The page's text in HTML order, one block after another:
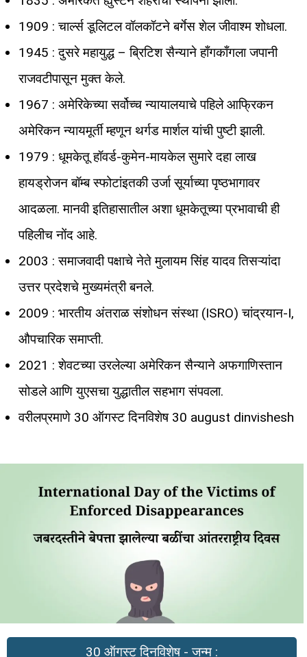
1909 : चार्ल्स डूलिटल वॉलकॉटने बर्गेस शेल जीवाश्म शोधला.
1945 : दुसरे महायुद्ध – ब्रिटिश सैन्याने हाँगकाँगला जपानी
राजवटीपासून मुक्त केले.
1967 : अमेरिकेच्या सर्वोच्च न्यायालयाचे पहिले आफ्रिकन
अमेरिकन न्यायमूर्ती म्हणून थर्गड मार्शल यांची पुष्टी झाली.
1979 : धूमकेतू हॉवर्ड-कुमेन-मायकेल सुमारे दहा लाख
हायड्रोजन बॉम्ब स्फोटांइतकी उर्जा सूर्याच्या पृष्ठभागावर
आदळला. मानवी इतिहासातील अशा धूमकेतूच्या प्रभावाची ही
पहिलीच नोंद आहे.
2003 : समाजवादी पक्षाचे नेते मुलायम सिंह यादव तिसऱ्यांदा
उत्तर प्रदेशचे मुख्यमंत्री बनले.
2009 : भारतीय अंतराळ संशोधन संस्था (ISRO) चांद्रयान-I,
औपचारिक समाप्ती.
2021 : शेवटच्या उरलेल्या अमेरिकन सैन्याने अफगाणिस्तान
सोडले आणि युएसचा युद्धातील सहभाग संपवला.
वरीलप्रमाणे 30 ऑगस्ट दिनविशेष 30 august dinvishesh
30 ऑगस्ट दिनविशेष - जन्म :